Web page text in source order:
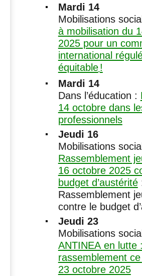
Mardi 14
Mobilisations
à mobilisation du
2025 pour un
international
équitable!
Mardi 14
Dans l’éducation :
14 octobre dans
professionnels
Jeudi 16
Mobilisations
Rassemblement
16 octobre 2025
budget d’austérité
Rassemblement
contre le budget
Jeudi 23
Mobilisations
ANTINEAen lutte
rassemblement
23 octobre 2025